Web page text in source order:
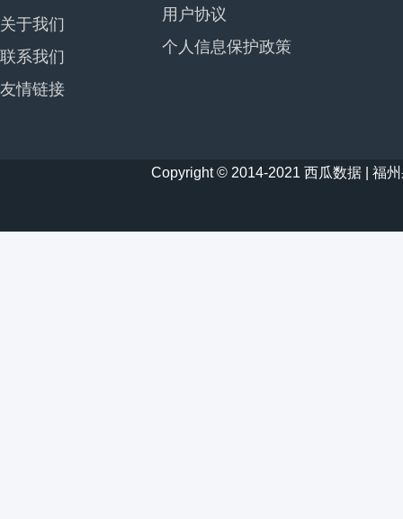
关于我们
联系我们
友情链接
用户协议
个人信息保护政策
Copyright © 2014-2021 西瓜数据 | 福